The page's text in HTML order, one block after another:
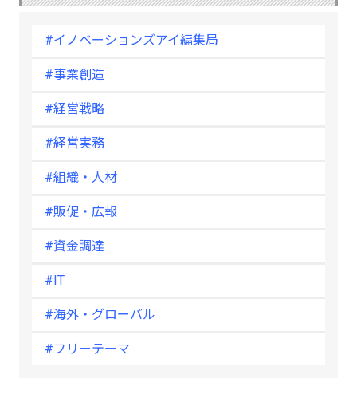
#イノベーションズアイ編集局
#事業創造
#経営戦略
#経営実務
#組織・人材
#販促・広報
#資金調達
#IT
#海外・グローバル
#フリーテーマ